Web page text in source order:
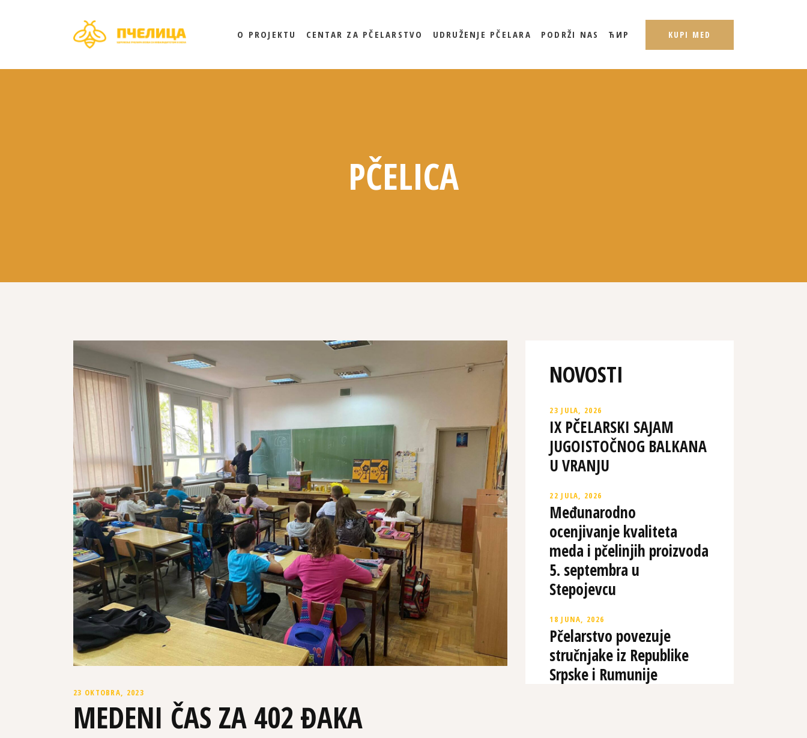
O PROJEKTU CENTAR ZA PČELARSTVO UDRUŽENJE PČELARA PODRŽI NAS ЋИР KUPI MED
DOŽIVI PČELARSTVO
POSTANI ČLAN
PČELICA
23 OKTOBRA, 2023
MEDENI ČAS ZA 402 ĐAKA
NOVOSTI
23 JULA, 2026
IX PČELARSKI SAJAM
JUGOISTOČNOG BALKANA
U VRANJU
22 JULA, 2026
Međunarodno
ocenjivanje kvaliteta
meda i pčelinjih proizvoda
5. septembra u
Stepojevcu
18 JUNA, 2026
Pčelarstvo povezuje
stručnjake iz Republike
Srpske i Rumunije